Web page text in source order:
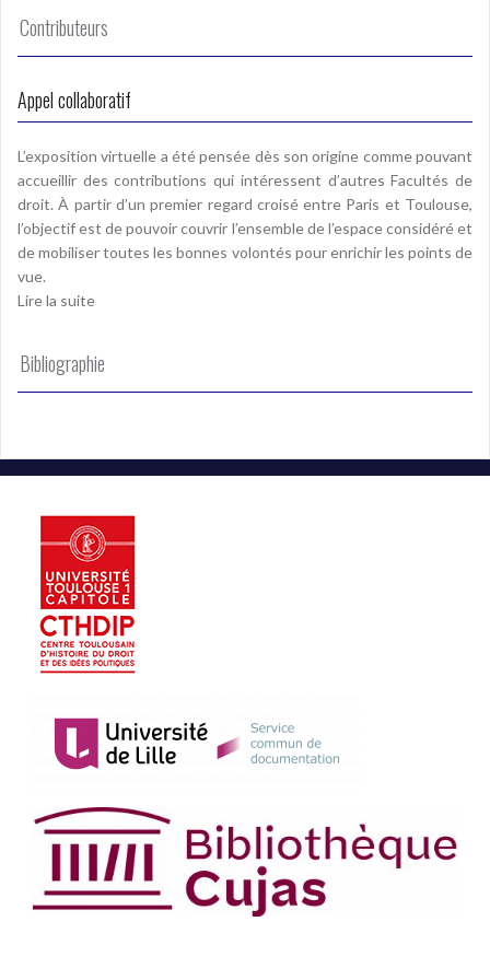
Contributeurs
Appel collaboratif
L’exposition virtuelle a été pensée dès son origine comme pouvant
accueillir des contributions qui intéressent d’autres Facultés de
droit. À partir d’un premier regard croisé entre Paris et Toulouse,
l’objectif est de pouvoir couvrir l’ensemble de l’espace considéré et
de mobiliser toutes les bonnes volontés pour enrichir les points de
vue.
Lire la suite
Bibliographie